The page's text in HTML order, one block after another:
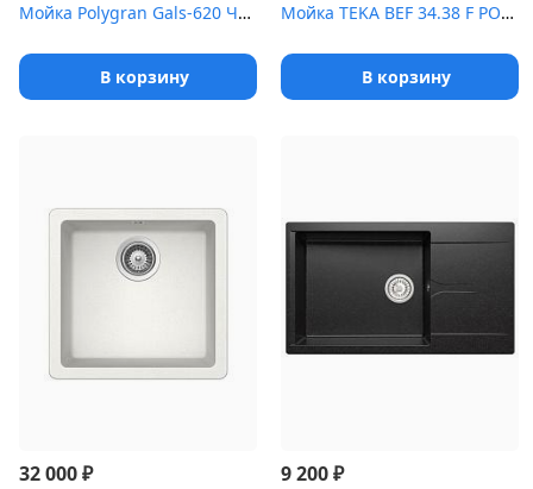
Мойка Polygran Gals-620 Черный 16
В корзину
Мойка TEKA BEF 34.38 F POLISHED
В корзину
32 000₽ 9 200₽